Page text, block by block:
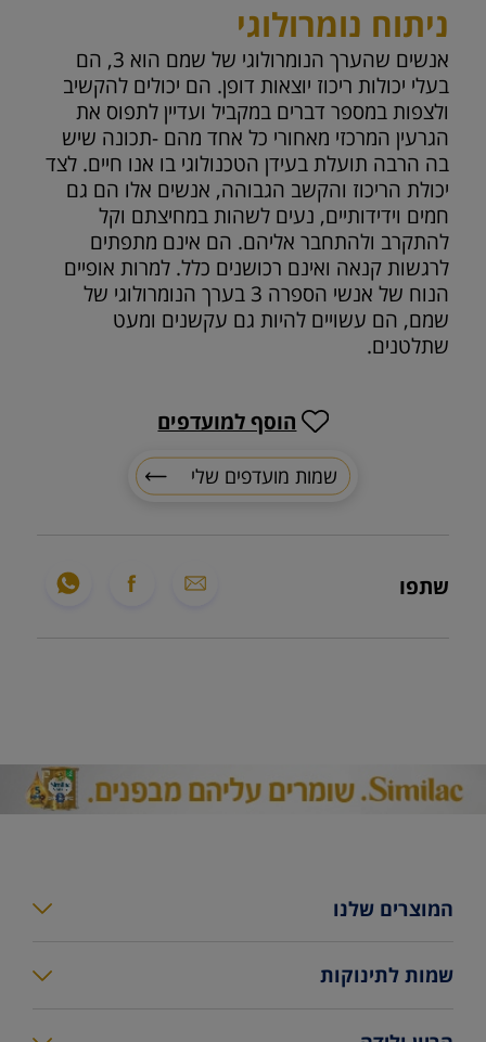
ניתוח נומרולוגי
אנשים שהערך הנומרולוגי של שמם הוא 3, הם
בעלי יכולות ריכוז יוצאות דופן. הם יכולים להקשיב
ולצפות במספר דברים במקביל ועדיין לתפוס את
הגרעין המרכזי מאחורי כל אחד מהם -תכונה שיש
בה הרבה תועלת בעידן הטכנולוגי בו אנו חיים. לצד
יכולת הריכוז והקשב הגבוהה, אנשים אלו הם גם
חמים וידידותיים, נעים לשהות במחיצתם וקל
להתקרב ולהתחבר אליהם. הם אינם מתפתים
לרגשות קנאה ואינם רכושנים כלל. למרות אופיים
הנוח של אנשי הספרה 3 בערך הנומרולוגי של
שמם, הם עשויים להיות גם עקשנים ומעט
שתלטנים.
שתפו
שמות מועדפים שלי
הוסף למועדפים
המוצרים שלנו
שמות לתינוקות